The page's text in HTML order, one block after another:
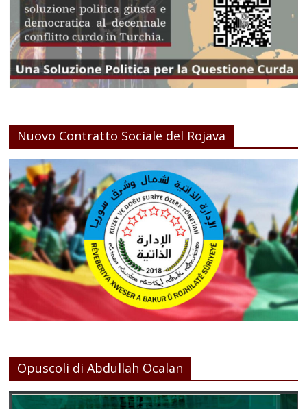
Nuovo Contratto Sociale del Rojava
Opuscoli di Abdullah Ocalan